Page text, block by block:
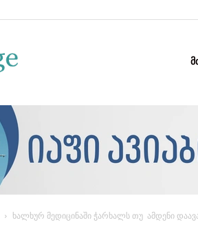
ხალხურ მედიცინაში ჭარხალს თუ ამდენი